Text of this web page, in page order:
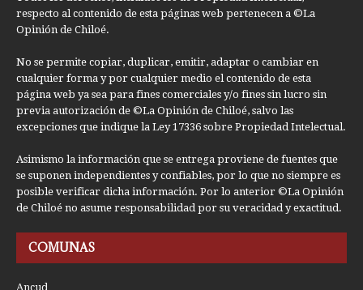
respecto al contenido de esta páginas web pertenecen a ©La
Opinión de Chiloé.
No se permite copiar, duplicar, emitir, adaptar o cambiar en
cualquier forma y por cualquier medio el contenido de esta
página web ya sea para fines comerciales y/o fines sin lucro sin
previa autorización de ©La Opinión de Chiloé, salvo las
excepciones que indique la Ley 17336 sobre Propiedad Intelectual.
Asimismo la información que se entrega proviene de fuentes que
se suponen independientes y confiables, por lo que no siempre es
posible verificar dicha información. Por lo anterior ©La Opinión
de Chiloé no asume responsabilidad por su veracidad y exactitud.
COMUNAS
Ancud